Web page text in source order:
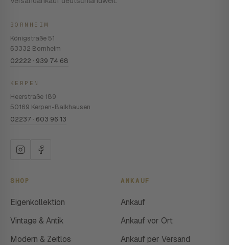
BORNHEIM
Königstraße 51
53332 Bornheim
02222 · 939 74 68
KERPEN
Heerstraße 189
50169 Kerpen-Balkhausen
02237 · 603 96 13
SHOP
Eigenkollektion
Vintage & Antik
Modern & Zeitlos
ANKAUF
Ankauf
Ankauf vor Ort
Ankauf per Versand